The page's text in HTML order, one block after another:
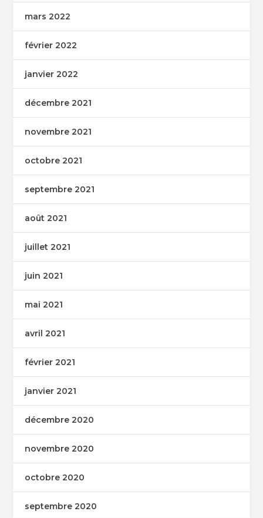
mars 2022
février 2022
janvier 2022
décembre 2021
novembre 2021
octobre 2021
septembre 2021
août 2021
juillet 2021
juin 2021
mai 2021
avril 2021
février 2021
janvier 2021
décembre 2020
novembre 2020
octobre 2020
septembre 2020